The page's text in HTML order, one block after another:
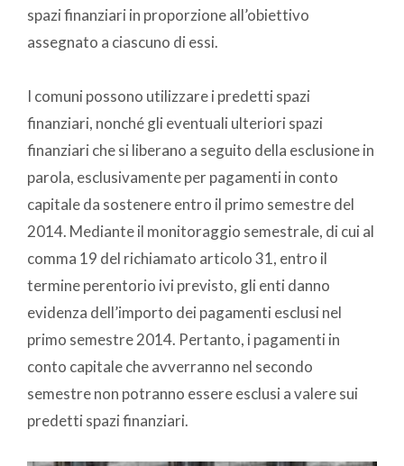
spazi finanziari in proporzione all’obiettivo
assegnato a ciascuno di essi.
I comuni possono utilizzare i predetti spazi
finanziari, nonché gli eventuali ulteriori spazi
finanziari che si liberano a seguito della esclusione in
parola, esclusivamente per pagamenti in conto
capitale da sostenere entro il primo semestre del
2014. Mediante il monitoraggio semestrale, di cui al
comma 19 del richiamato articolo 31, entro il
termine perentorio ivi previsto, gli enti danno
evidenza dell’importo dei pagamenti esclusi nel
primo semestre 2014. Pertanto, i pagamenti in
conto capitale che avverranno nel secondo
semestre non potranno essere esclusi a valere sui
predetti spazi finanziari.